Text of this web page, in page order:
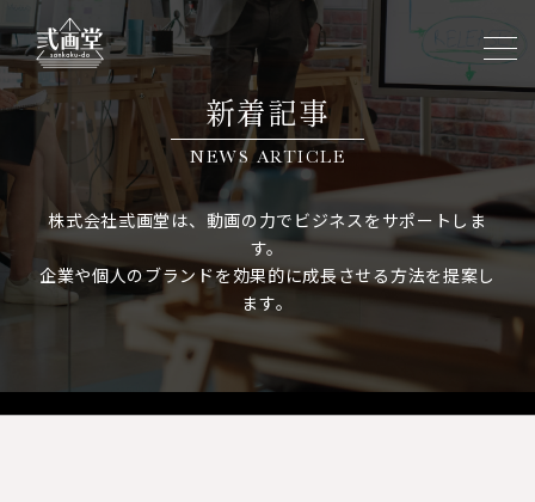
新着記事
NEWS ARTICLE
株式会社弎画堂は、動画の力でビジネスをサポートしま
す。
企業や個人のブランドを効果的に成長させる方法を提案し
ます。